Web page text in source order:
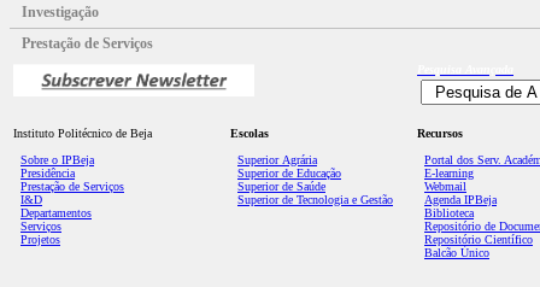
Investigação
Prestação de Serviços
Instituto Politécnico de Beja
Sobre o IPBeja
Presidência
Prestação de Serviços
I&D
Departamentos
Serviços
Projetos
Escolas
Superior Agrária
Superior de Educação
Superior de Saúde
Superior de Tecnologia e Gestão
Recursos
Portal dos Serv.
E-learning
Webmail
Agenda IPBeja
Biblioteca
Repositório de
Repositório Científico
Balcão Único